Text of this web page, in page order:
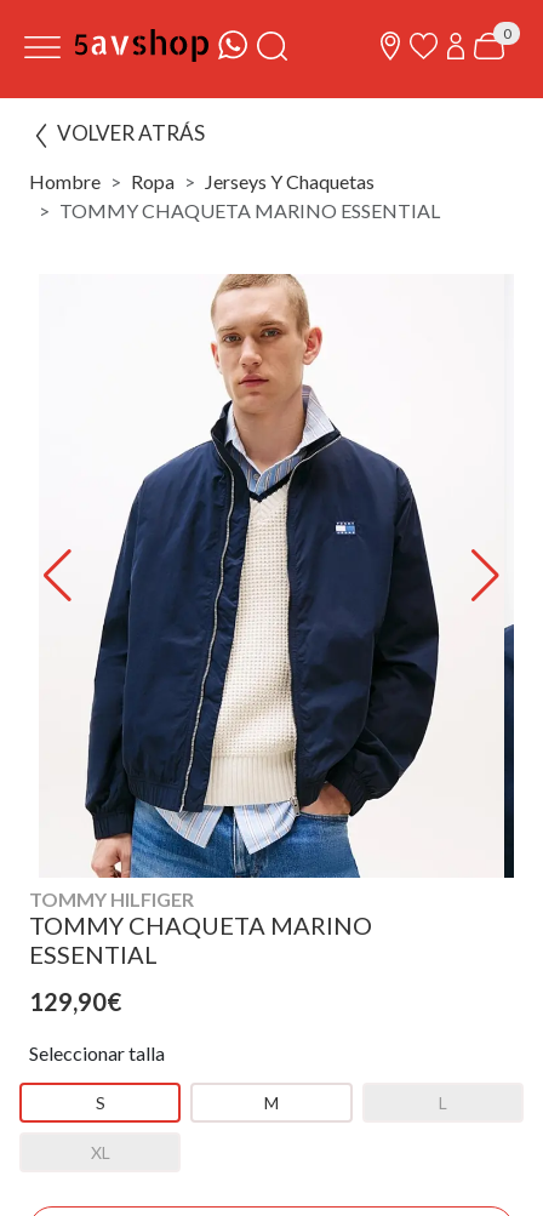
0
VOLVER ATRÁS
Hombre Ropa
Jerseys Y Chaquetas
TOMMY CHAQUETA MARINO ESSENTIAL
TOMMY HILFIGER
TOMMY CHAQUETA MARINO
ESSENTIAL
129,90€
Seleccionar talla
S M L
XL